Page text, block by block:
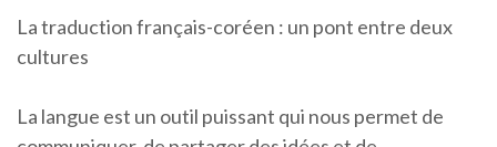
La traduction français-coréen : un pont entre deux
cultures
La langue est un outil puissant qui nous permet de